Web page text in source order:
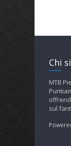
Chi
MTB
sul